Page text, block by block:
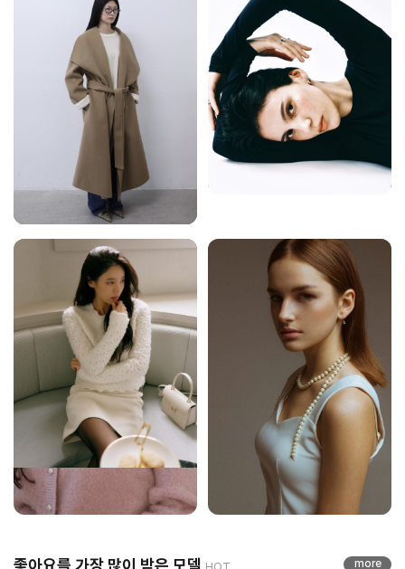
좋아요를 가장 많이 받은 모델 more